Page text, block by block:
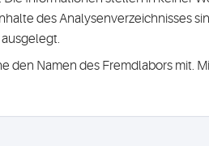
des Analysenverzeichnisses
den Namen des Fremdlabors mit.